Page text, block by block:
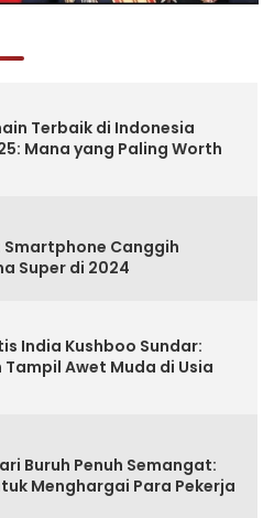
Terbaik di Indonesia
Mana yang Paling Worth
Smartphone Canggih
Super di 2024
India Kushboo Sundar:
Tampil Awet Muda di Usia
Buruh Penuh Semangat:
Menghargai Para Pekerja